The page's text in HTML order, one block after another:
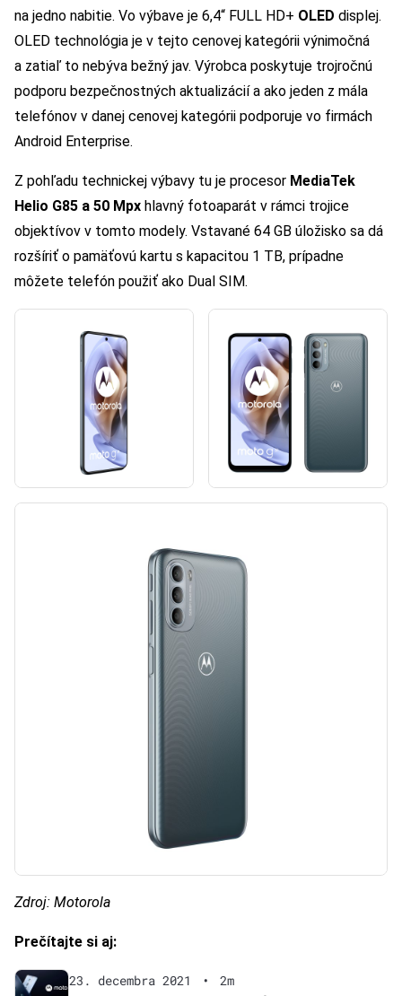
na jedno nabitie. Vo výbave je 6,4“ FULL HD+ OLED displej.
OLED technológia je v tejto cenovej kategórii výnimočná
a zatiaľ to nebýva bežný jav. Výrobca poskytuje trojročnú
podporu bezpečnostných aktualizácií a ako jeden z mála
telefónov v danej cenovej kategórii podporuje vo firmách
Android Enterprise.
Z pohľadu technickej výbavy tu je procesor MediaTek
Helio G85 a 50 Mpx hlavný fotoaparát v rámci trojice
objektívov v tomto modely. Vstavané 64 GB úložisko sa dá
rozšíriť o pamäťovú kartu s kapacitou 1 TB, prípadne
môžete telefón použiť ako Dual SIM.
Zdroj: Motorola
Prečítajte si aj:
23. decembra 2021 •
2m